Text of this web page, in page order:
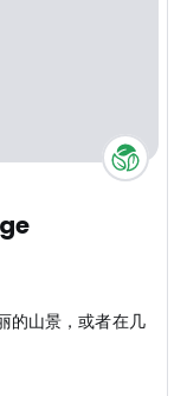
的山景，或者在几